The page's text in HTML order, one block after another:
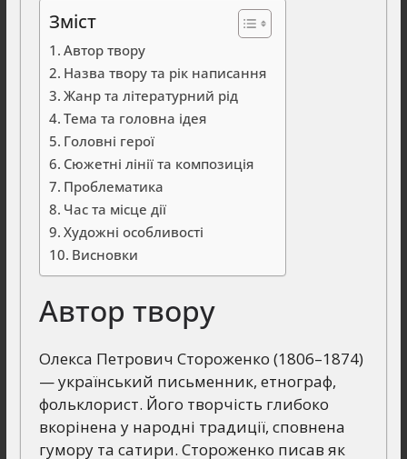
Зміст
Автор твору
Назва твору та рік написання
Жанр та літературний рід
Тема та головна ідея
Головні герої
Сюжетні лінії та композиція
Проблематика
Час та місце дії
Художні особливості
Висновки
Автор твору
Олекса Петрович Стороженко (1806–1874)
— український письменник, етнограф,
фольклорист. Його творчість глибоко
вкорінена у народні традиції, сповнена
гумору та сатири. Стороженко писав як